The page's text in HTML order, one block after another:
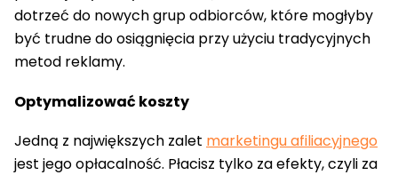
dotrzeć do nowych grup odbiorców, które mogłyby
być trudne do osiągnięcia przy użyciu tradycyjnych
metod reklamy.
Optymalizować koszty
Jedną z największych zalet marketingu afiliacyjnego
jest jego opłacalność. Płacisz tylko za efekty, czyli za